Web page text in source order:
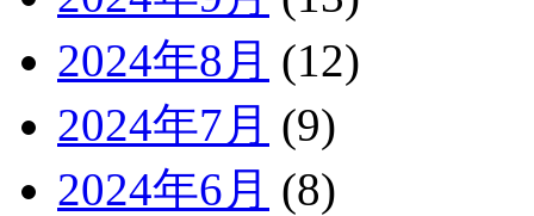
2024年8月 (12)
2024年7月 (9)
2024年6月 (8)